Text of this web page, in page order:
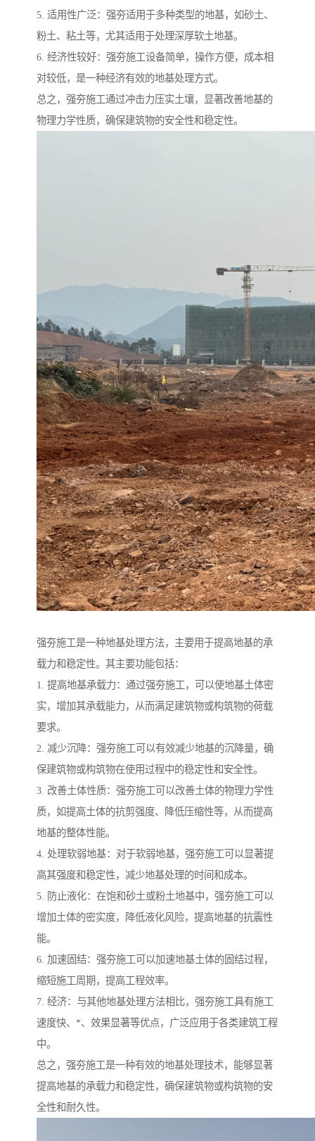
5. 适用性广泛：强夯适用于多种类型的地基，如砂土、
粉土、粘土等，尤其适用于处理深厚软土地基。
6. 经济性较好：强夯施工设备简单，操作方便，成本相
对较低，是一种经济有效的地基处理方式。
总之，强夯施工通过冲击力压实土壤，显著改善地基的
物理力学性质，确保建筑物的安全性和稳定性。
强夯施工是一种地基处理方法，主要用于提高地基的承
载力和稳定性。其主要功能包括：
1. 提高地基承载力：通过强夯施工，可以使地基土体密
实，增加其承载能力，从而满足建筑物或构筑物的荷载
要求。
2. 减少沉降：强夯施工可以有效减少地基的沉降量，确
保建筑物或构筑物在使用过程中的稳定性和安全性。
3. 改善土体性质：强夯施工可以改善土体的物理力学性
质，如提高土体的抗剪强度、降低压缩性等，从而提高
地基的整体性能。
4. 处理软弱地基：对于软弱地基，强夯施工可以显著提
高其强度和稳定性，减少地基处理的时间和成本。
5. 防止液化：在饱和砂土或粉土地基中，强夯施工可以
增加土体的密实度，降低液化风险，提高地基的抗震性
能。
6. 加速固结：强夯施工可以加速地基土体的固结过程，
缩短施工周期，提高工程效率。
7. 经济：与其他地基处理方法相比，强夯施工具有施工
速度快、*、效果显著等优点，广泛应用于各类建筑工程
中。
总之，强夯施工是一种有效的地基处理技术，能够显著
提高地基的承载力和稳定性，确保建筑物或构筑物的安
全性和耐久性。